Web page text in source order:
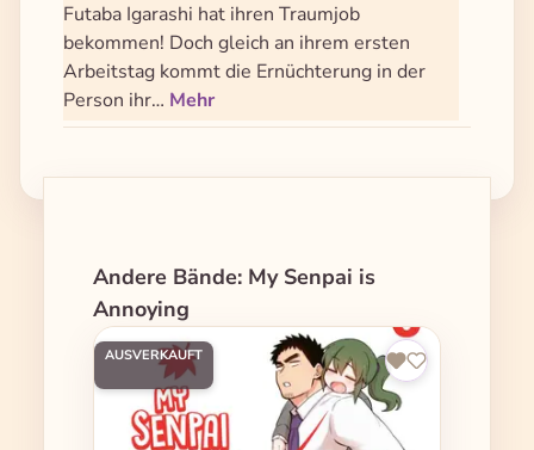
Futaba Igarashi hat ihren Traumjob
bekommen! Doch gleich an ihrem ersten
Arbeitstag kommt die Ernüchterung in der
Person ihr… Mehr
Produktgalerie überspringen
Andere Bände: My Senpai is
Annoying
AUSVERKAUFT